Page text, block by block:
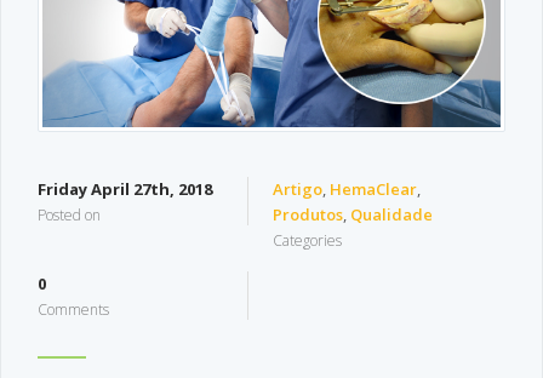
Friday April 27th, 2018
Posted on
Artigo, HemaClear,
Produtos, Qualidade
Categories
0
Comments